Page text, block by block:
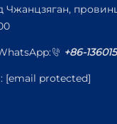
Чжанцзяган,
+86-
[email protected]